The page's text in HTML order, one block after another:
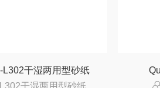
L302干湿两用型砂纸
干湿两用型砂纸